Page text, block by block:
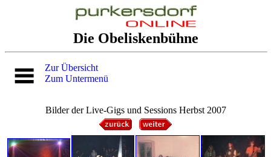
Die Obeliskenbühne
Zur Übersicht
Zum Untermenü
Bilder der Live-Gigs und Sessions Herbst 2007